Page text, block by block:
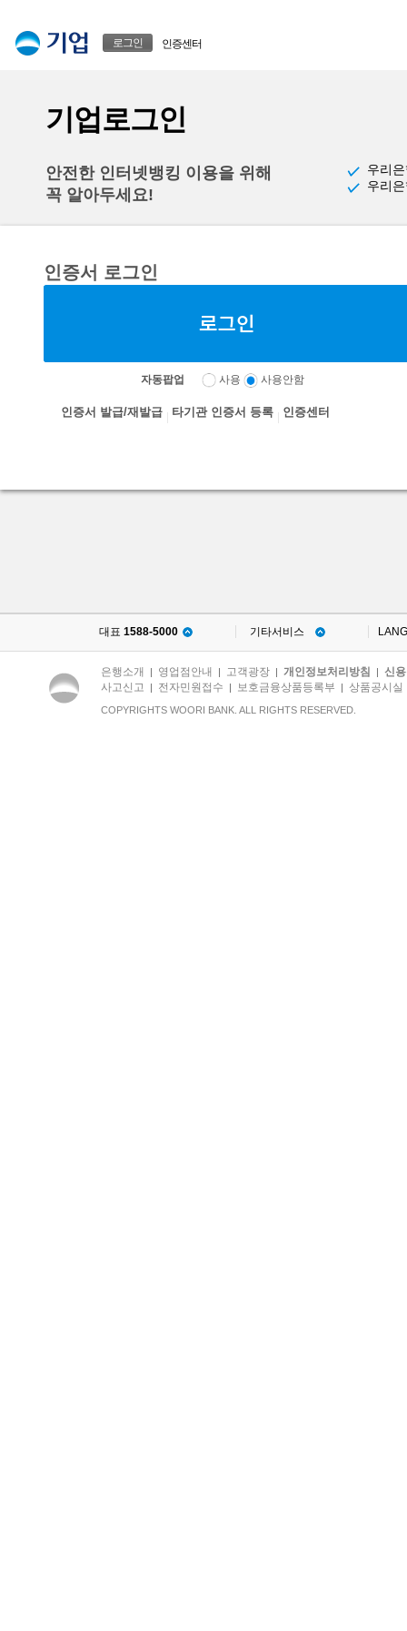
로그인 인증센터
기업로그인
안전한 인터넷뱅킹 이용을 위해
꼭 알아두세요!
우리
우리
인증서 로그인
자동팝업 사용 사용안함
인증서 발급/재발급 타기관 인증서 등록 인증센터
대표 1588-5000 기타서비스
은행소개 | 영업점안내 | 고객광장 | 개인정보처리방침 | 신
사고신고 | 전자민원접수 | 보호금융상품등록부 | 상품공시실
COPYRIGHTS WOORI BANK. ALL RIGHTS RESERVED.